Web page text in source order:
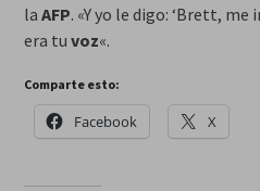
la AFP. «Y yo le digo: ‘Brett,
era tu voz«.
Comparte esto:
Facebook X